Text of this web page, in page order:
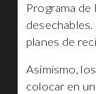
Programa de
planes de
Asimismo,
colocar en